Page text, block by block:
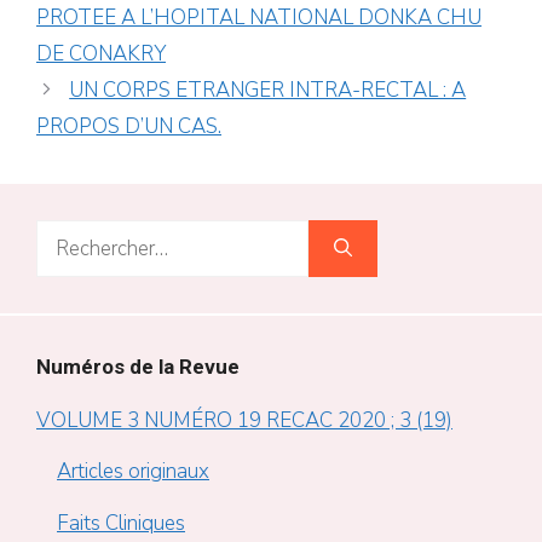
PROTEE A L’HOPITAL NATIONAL DONKA CHU
DE CONAKRY
UN CORPS ETRANGER INTRA-RECTAL : A
PROPOS D’UN CAS.
Rechercher :
Numéros de la Revue
VOLUME 3 NUMÉRO 19 RECAC 2020 ; 3 (19)
Articles originaux
Faits Cliniques